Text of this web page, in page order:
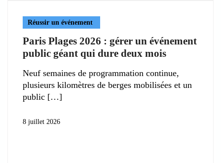
Réussir un événement
Paris Plages 2026 : gérer un événement
public géant qui dure deux mois
Neuf semaines de programmation continue,
plusieurs kilomètres de berges mobilisées et un
public
8 juillet 2026